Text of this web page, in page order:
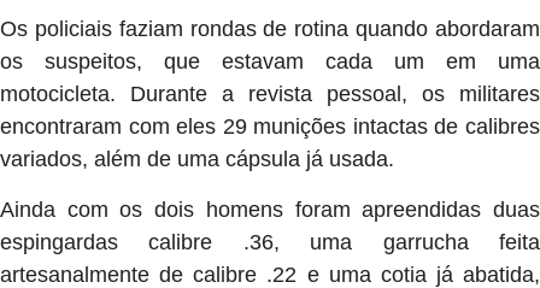
Os policiais faziam rondas de rotina quando abordaram
os suspeitos, que estavam cada um em uma
motocicleta. Durante a revista pessoal, os militares
encontraram com eles 29 munições intactas de calibres
variados, além de uma cápsula já usada.
Ainda com os dois homens foram apreendidas duas
espingardas calibre .36, uma garrucha feita
artesanalmente de calibre .22 e uma cotia já abatida,